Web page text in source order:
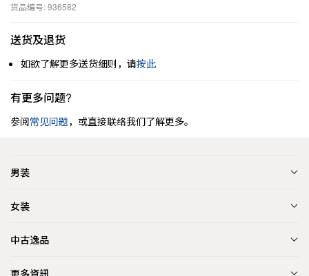
货品编号: 936582
送货及退货
如欲了解更多送货细则，请按此
有更多问题?
参阅常见问题，或直接联络我们了解更多。
男装
女装
中古逸品
更多資訊